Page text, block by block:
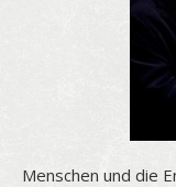
Menschen und die